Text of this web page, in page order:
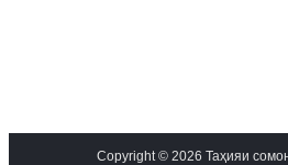
Copyright © 2026 Таҳияи